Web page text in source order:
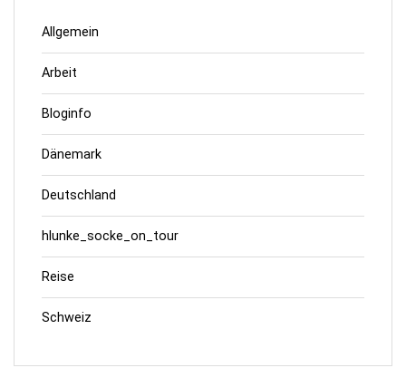
Allgemein
Arbeit
Bloginfo
Dänemark
Deutschland
hlunke_socke_on_tour
Reise
Schweiz